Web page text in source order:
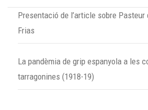
Presentació de l’article sobre Pasteur
Frias
La pandèmia de grip espanyola a les
tarragonines (1918-19)